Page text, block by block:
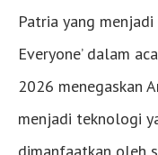
Patria yang
Everyone’ dalam
2026 menegaskan
menjadi teknologi